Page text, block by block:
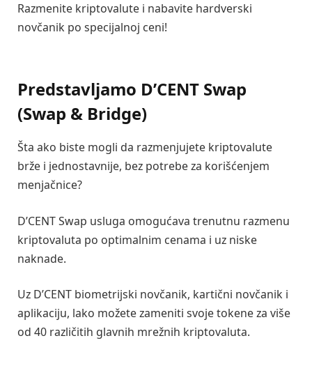
Razmenite kriptovalute i nabavite hardverski
novčanik po specijalnoj ceni!
Predstavljamo D’CENT Swap
(Swap & Bridge)
Šta ako biste mogli da razmenjujete kriptovalute
brže i jednostavnije, bez potrebe za korišćenjem
menjačnice?
D’CENT Swap usluga omogućava trenutnu razmenu
kriptovaluta po optimalnim cenama i uz niske
naknade.
Uz D’CENT biometrijski novčanik, kartični novčanik i
aplikaciju, lako možete zameniti svoje tokene za više
od 40 različitih glavnih mrežnih kriptovaluta.